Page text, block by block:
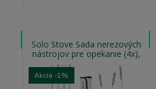
Solo Stove Sada nerezových
nástrojov pre opekanie (4x),
prikladanie (1x) a vybratie
Akcia -1%